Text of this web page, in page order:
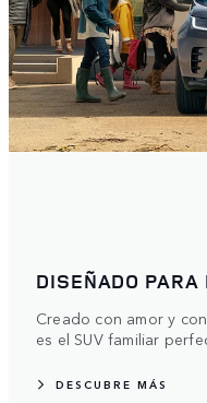
DISEÑADO
Creado con amor y
es el SUV familiar
DESCUBRE MÁS